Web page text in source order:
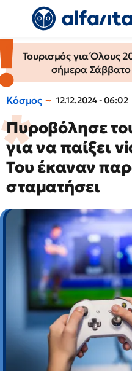
Τουρισμός για Όλους
σήμερα Σάββατο
Κόσμος 12.12.2024 - 06:02
Πυροβόλησε
για να παίξει
Του έκαναν
σταματήσει